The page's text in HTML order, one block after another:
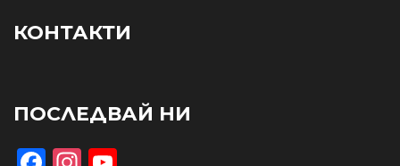
КОНТАКТИ
ПОСЛЕДВАЙ НИ